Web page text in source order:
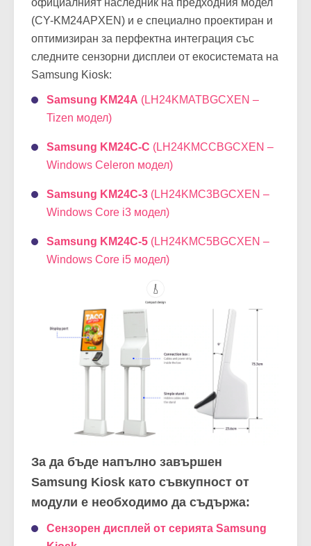
(CY-KM24APXEN) и е специално проектиран и
оптимизиран за перфектна интеграция със
следните сензорни дисплеи от екосистемата на
Samsung Kiosk:
Samsung KM24A (LH24KMATBGCXEN –
Tizen модел)
Samsung KM24C-C (LH24KMCCBGCXEN –
Windows Celeron модел)
Samsung KM24C-3 (LH24KMC3BGCXEN –
Windows Core i3 модел)
Samsung KM24C-5 (LH24KMC5BGCXEN –
Windows Core i5 модел)
За да бъде напълно завършен
Samsung Kiosk като съвкупност от
модули е необходимо да съдържа:
Сензорен дисплей от серията Samsung